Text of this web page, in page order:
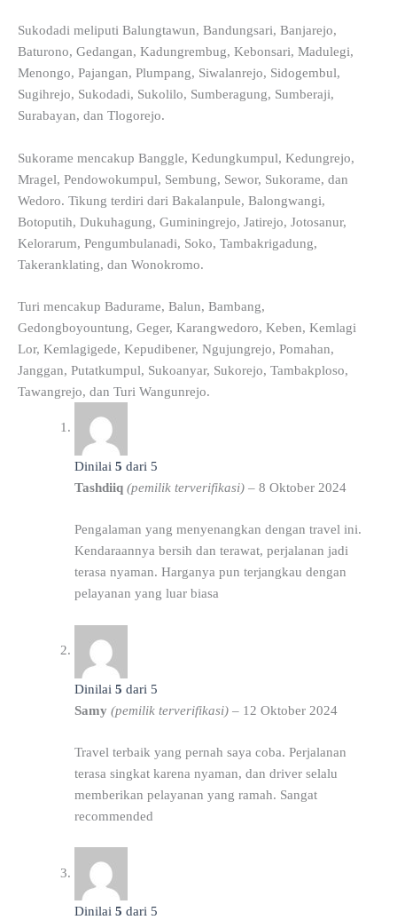
Sukodadi meliputi Balungtawun, Bandungsari, Banjarejo,
Baturono, Gedangan, Kadungrembug, Kebonsari, Madulegi,
Menongo, Pajangan, Plumpang, Siwalanrejo, Sidogembul,
Sugihrejo, Sukodadi, Sukolilo, Sumberagung, Sumberaji,
Surabayan, dan Tlogorejo.
Sukorame mencakup Banggle, Kedungkumpul, Kedungrejo,
Mragel, Pendowokumpul, Sembung, Sewor, Sukorame, dan
Wedoro. Tikung terdiri dari Bakalanpule, Balongwangi,
Botoputih, Dukuhagung, Guminingrejo, Jatirejo, Jotosanur,
Kelorarum, Pengumbulanadi, Soko, Tambakrigadung,
Takeranklating, dan Wonokromo.
Turi mencakup Badurame, Balun, Bambang,
Gedongboyountung, Geger, Karangwedoro, Keben, Kemlagi
Lor, Kemlagigede, Kepudibener, Ngujungrejo, Pomahan,
Janggan, Putatkumpul, Sukoanyar, Sukorejo, Tambakploso,
Tawangrejo, dan Turi Wangunrejo.
Dinilai 5 dari 5
Tashdiiq (pemilik terverifikasi) – 8 Oktober 2024
Pengalaman yang menyenangkan dengan travel ini.
Kendaraannya bersih dan terawat, perjalanan jadi
terasa nyaman. Harganya pun terjangkau dengan
pelayanan yang luar biasa
Dinilai 5 dari 5
Samy (pemilik terverifikasi) – 12 Oktober 2024
Travel terbaik yang pernah saya coba. Perjalanan
terasa singkat karena nyaman, dan driver selalu
memberikan pelayanan yang ramah. Sangat
recommended
Dinilai 5 dari 5